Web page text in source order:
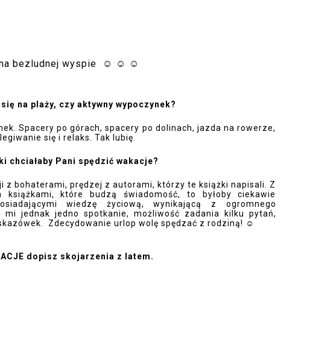
bezludnej wyspie ☺ ☺ ☺
na plaży, czy aktywny wypoczynek?
Spacery po górach, spacery po dolinach, jazda na rowerze,
się i relaks. Tak lubię.
chciałaby Pani spędzić wakacje?
z bohaterami, prędzej z autorami, którzy te książki napisali. Z
książkami, które budzą świadomość, to byłoby ciekawie
wiedzę życiową, wynikającą z ogromnego
mi jednak jedno spotkanie, możliwość zadania kilku pytań,
Zdecydowanie urlop wolę spędzać z rodziną! ☺
dopisz skojarzenia z latem.